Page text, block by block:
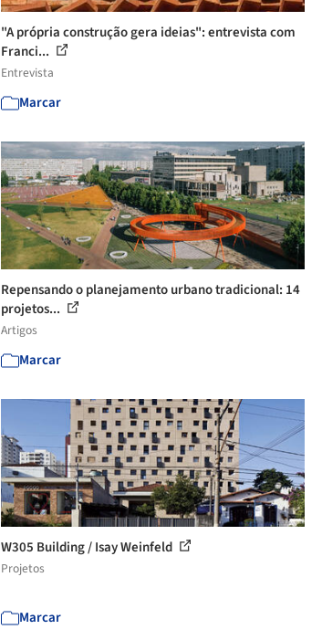
"A própria construção gera ideias": entrevista com
Franci...
Entrevista
Marcar
Repensando o planejamento urbano tradicional: 14
projetos...
Artigos
Marcar
W305 Building / Isay Weinfeld
Projetos
Marcar